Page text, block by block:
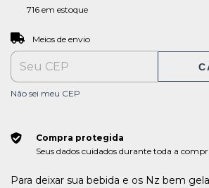
716em estoque
Entregas para o CEP:
Meios de envio
Não sei meu CEP
Compra protegida
Seus dados cuidados durante toda a
Para deixar sua bebida e os Nz bem